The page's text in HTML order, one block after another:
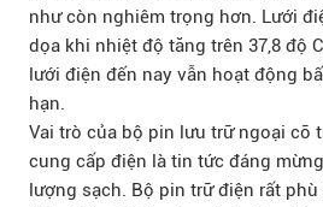
như còn nghiêm trọng hơn. Lưới
dọa khi nhiệt độ tăng trên 37,8 độ
lưới điện đến nay vẫn hoạt động
hạn.
Vai trò của bộ pin lưu trữ ngoại cỡ
cung cấp điện là tin tức đáng
lượng sạch. Bộ pin trữ điện rất